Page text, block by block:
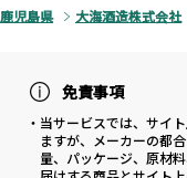
鹿児島県
大海酒造株式会社
免責事項
・当サービスでは、サイ
ますが、メーカーの都
量、パッケージ、原材